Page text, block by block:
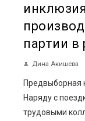
партии в
Дина Акишева
Предвыборная
Наряду с
трудовыми